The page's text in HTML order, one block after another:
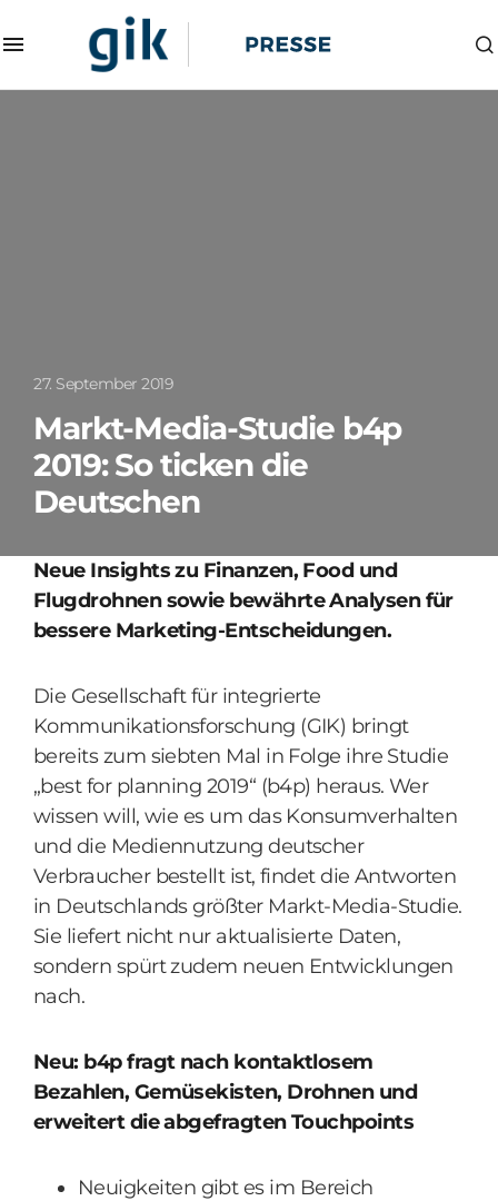
27. September 2019
Markt-Media-Studie b4p
2019: So ticken die
Deutschen
Neue Insights zu Finanzen, Food und
Flugdrohnen sowie bewährte Analysen für
bessere Marketing-Entscheidungen.
Die Gesellschaft für integrierte
Kommunikationsforschung (GIK) bringt
bereits zum siebten Mal in Folge ihre Studie
„best for planning 2019“ (b4p) heraus. Wer
wissen will, wie es um das Konsumverhalten
und die Mediennutzung deutscher
Verbraucher bestellt ist, findet die Antworten
in Deutschlands größter Markt-Media-Studie.
Sie liefert nicht nur aktualisierte Daten,
sondern spürt zudem neuen Entwicklungen
nach.
Neu: b4p fragt nach kontaktlosem
Bezahlen, Gemüsekisten, Drohnen und
erweitert die abgefragten Touchpoints
Neuigkeiten gibt es im Bereich